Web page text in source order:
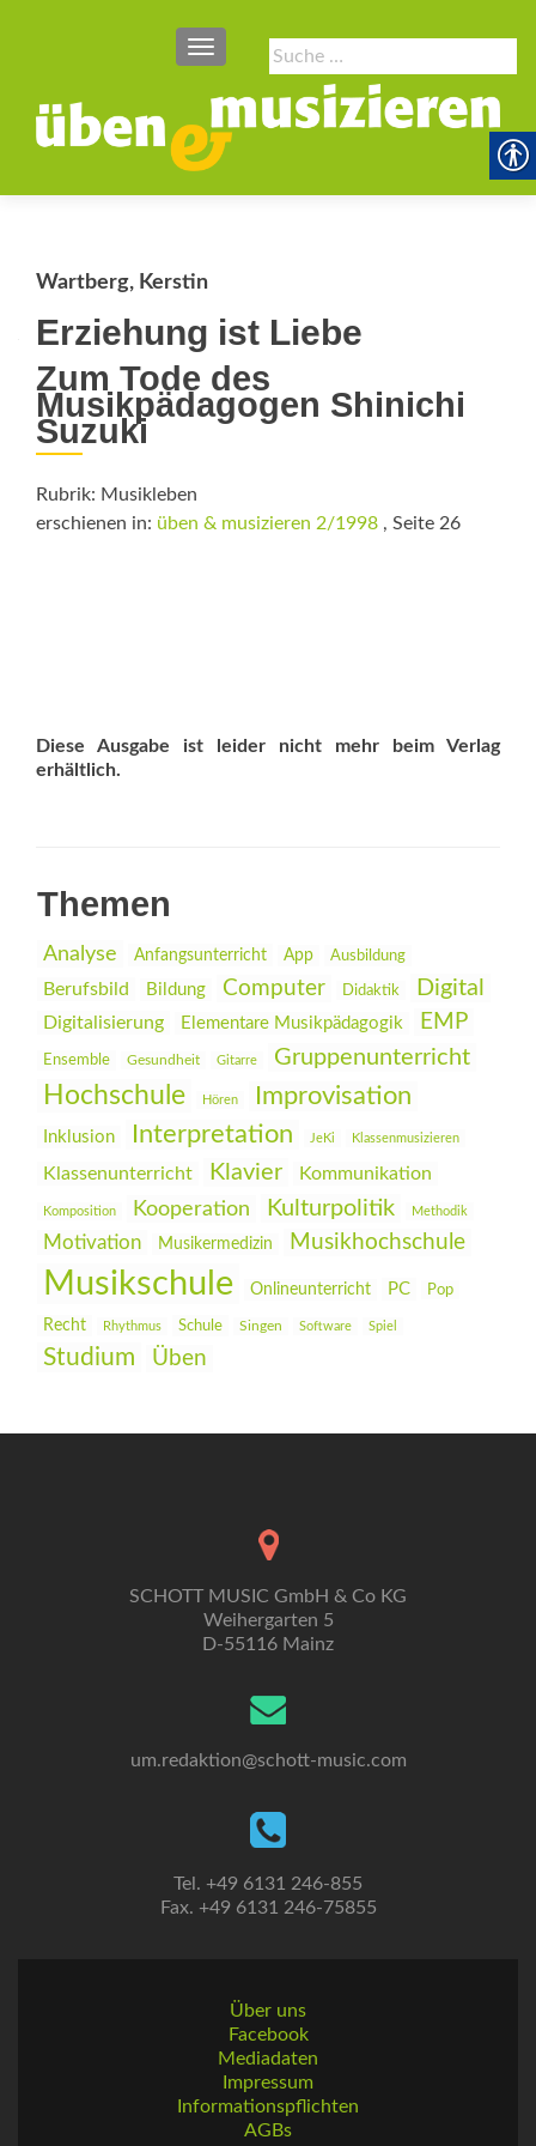
Suche
nach:
SCHALTE NAVIGATION
Wartberg, Kerstin
Erziehung ist Liebe
Zum Tode des
Musikpädagogen Shinichi
Suzuki
Rubrik: Musikleben
erschienen in: üben & musizieren 2/1998 , Seite 26
Diese Ausgabe ist leider nicht mehr beim Verlag
erhältlich.
Themen
Analyse Anfangsunterricht App Ausbildung
Berufsbild Bildung Computer Didaktik Digital
Digitalisierung Elementare Musikpädagogik EMP
Ensemble Gesundheit Gitarre Gruppenunterricht
Hochschule Hören Improvisation
Inklusion Interpretation JeKi Klassenmusizieren
Klassenunterricht Klavier Kommunikation
Komposition Kooperation Kulturpolitik Methodik
Motivation Musikermedizin Musikhochschule
Musikschule Onlineunterricht PC Pop
Recht Rhythmus Schule Singen Software Spiel
Studium Üben
SCHOTT MUSIC GmbH & Co KG
Weihergarten 5
D-55116 Mainz
um.redaktion@schott-music.com
Tel. +49 6131 246-855
Fax. +49 6131 246-75855
Über uns
Facebook
Mediadaten
Impressum
Informationspflichten
AGBs